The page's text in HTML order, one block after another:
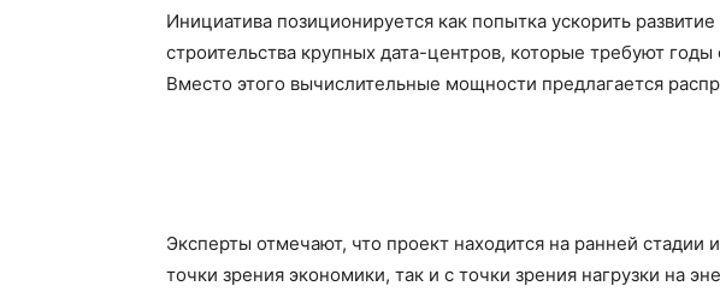
Инициатива позиционируется как попытка ускорить
строительства крупных дата-центров, которые требуют годы
Вместо этого вычислительные мощности предлагается
Эксперты отмечают, что проект находится на ранней стадии
точки зрения экономики, так и с точки зрения нагрузки на